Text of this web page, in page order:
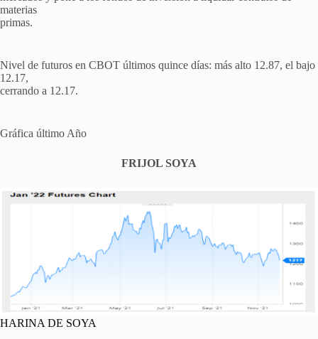
materias
primas.
Nivel de futuros en CBOT últimos quince días: más alto 12.87, el bajo
12.17,
cerrando a 12.17.
Gráfica último Año
FRIJOL SOYA
HARINA DE SOYA